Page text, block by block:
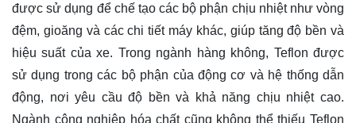
được sử dụng để chế tạo các bộ phận chịu nhiệt như vòng
đệm, gioăng và các chi tiết máy khác, giúp tăng độ bền và
hiệu suất của xe. Trong ngành hàng không, Teflon được
sử dụng trong các bộ phận của động cơ và hệ thống dẫn
động, nơi yêu cầu độ bền và khả năng chịu nhiệt cao.
Ngành công nghiệp hóa chất cũng không thể thiếu Teflon